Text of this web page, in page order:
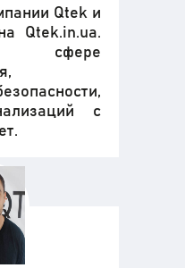
Qtek и
Qtek.in.ua.
сфере
с